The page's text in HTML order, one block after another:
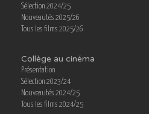
Sélection 2024/25
Nouveautés 2025/26
Tous les films 2025/26
Collège au cinéma
Présentation
Sélection 2023/24
Nouveautés 2024/25
Tous les films 2024/25